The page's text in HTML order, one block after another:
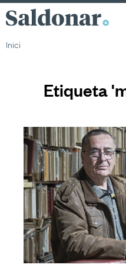
Saldonar
Inici
Etiqueta